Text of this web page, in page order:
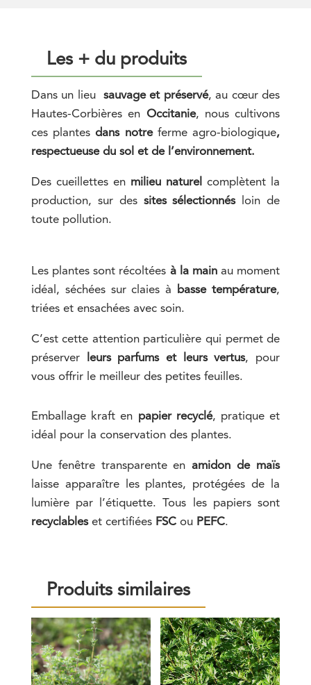
Les + du produits
Dans un lieu sauvage et préservé, au cœur des
Hautes-Corbières en Occitanie, nous cultivons
ces plantesdans notre ferme agro-biologique,
respectueuse du sol et de l’environnement.
Des cueillettes en milieu naturel complètent la
production, sur des sites sélectionnésloin de
toute pollution.
Les plantes sont récoltées à la mainau moment
idéal, séchées sur claies à
basse température,
triées et ensachées avec soin.
C’est cette attention particulière qui permet de
préserver
leurs parfums et leurs vertus, pour
vous offrir le meilleur des petites feuilles.
Emballage kraft en papier recyclé, pratique et
idéal pour la conservation des plantes.
Une fenêtre transparente enamidon de maïs
laisse apparaître les plantes, protégées de la
lumière par l’étiquette. Tous les papiers sont
recyclableset certifiées FSCou PEFC.
Produits similaires